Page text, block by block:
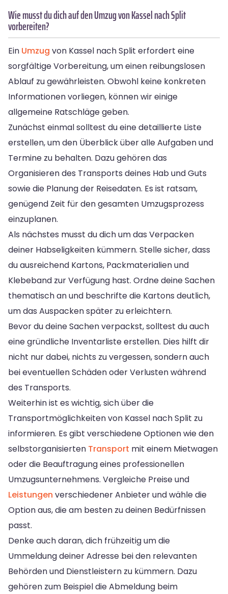
Wie musst du dich auf den Umzug von Kassel nach Split
vorbereiten?
Ein Umzug von Kassel nach Split erfordert eine
sorgfältige Vorbereitung, um einen reibungslosen
Ablauf zu gewährleisten. Obwohl keine konkreten
Informationen vorliegen, können wir einige
allgemeine Ratschläge geben.
Zunächst einmal solltest du eine detaillierte Liste
erstellen, um den Überblick über alle Aufgaben und
Termine zu behalten. Dazu gehören das
Organisieren des Transports deines Hab und Guts
sowie die Planung der Reisedaten. Es ist ratsam,
genügend Zeit für den gesamten Umzugsprozess
einzuplanen.
Als nächstes musst du dich um das Verpacken
deiner Habseligkeiten kümmern. Stelle sicher, dass
du ausreichend Kartons, Packmaterialien und
Klebeband zur Verfügung hast. Ordne deine Sachen
thematisch an und beschrifte die Kartons deutlich,
um das Auspacken später zu erleichtern.
Bevor du deine Sachen verpackst, solltest du auch
eine gründliche Inventarliste erstellen. Dies hilft dir
nicht nur dabei, nichts zu vergessen, sondern auch
bei eventuellen Schäden oder Verlusten während
des Transports.
Weiterhin ist es wichtig, sich über die
Transportmöglichkeiten von Kassel nach Split zu
informieren. Es gibt verschiedene Optionen wie den
selbstorganisierten Transport mit einem Mietwagen
oder die Beauftragung eines professionellen
Umzugsunternehmens. Vergleiche Preise und
Leistungen verschiedener Anbieter und wähle die
Option aus, die am besten zu deinen Bedürfnissen
passt.
Denke auch daran, dich frühzeitig um die
Ummeldung deiner Adresse bei den relevanten
Behörden und Dienstleistern zu kümmern. Dazu
gehören zum Beispiel die Abmeldung beim